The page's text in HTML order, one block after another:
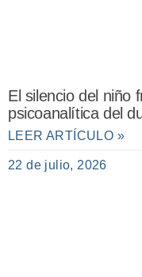
El silencio del niño
psicoanalítica del
LEER ARTÍCULO »
22 de julio, 2026